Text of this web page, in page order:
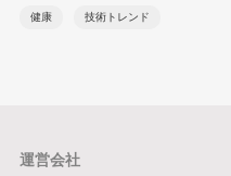
健康 技術トレンド
運営会社